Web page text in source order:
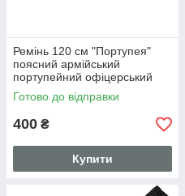
Ремінь 120 см "Портупея"
поясний армійський
портупейний офіцерський
ремінь пояс (шкіряний,
чорний)
Готово до відправки
400 ₴
Купити